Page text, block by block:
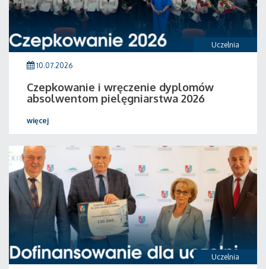
Uczelnia
10.07.2026
Czepkowanie i wręczenie dyplomów
absolwentom pielęgniarstwa 2026
więcej
Uczelnia